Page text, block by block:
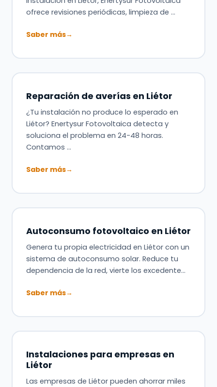
ofrece revisiones periódicas, limpieza de …
Saber más→
Reparación de averías en Liétor
¿Tu instalación no produce lo esperado en
Liétor? Enertysur Fotovoltaica detecta y
soluciona el problema en 24-48 horas.
Contamos …
Saber más→
Autoconsumo fotovoltaico en Liétor
Genera tu propia electricidad en Liétor con un
sistema de autoconsumo solar. Reduce tu
dependencia de la red, vierte los excedente…
Saber más→
Instalaciones para empresas en
Liétor
Las empresas de Liétor pueden ahorrar miles